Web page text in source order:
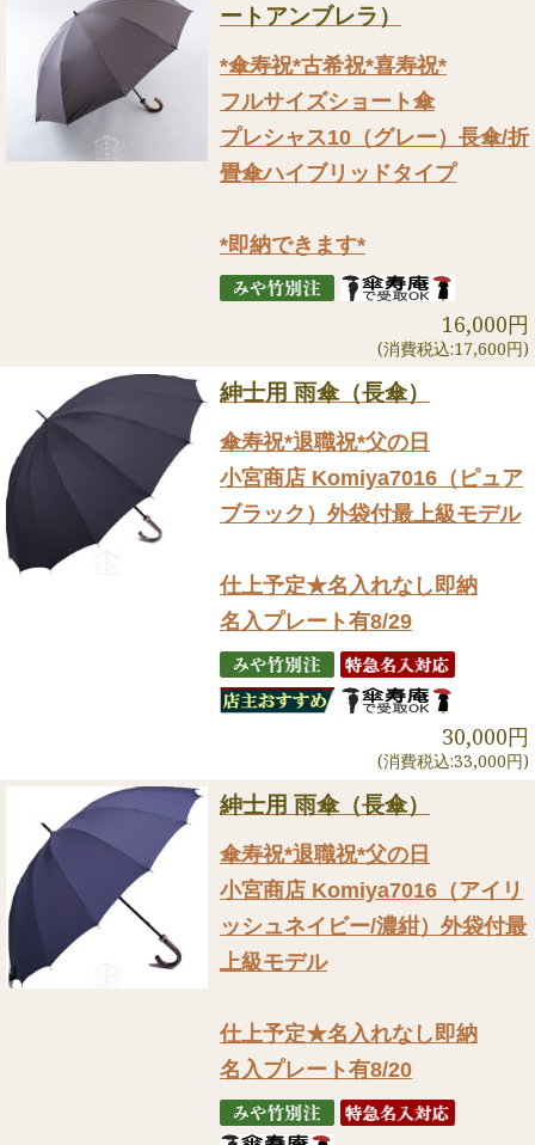
ートアンブレラ）
*傘寿祝*古希祝*喜寿祝*
フルサイズショート傘
プレシャス10（グレー）長傘/折
畳傘ハイブリッドタイプ
*即納できます*
16,000円
(消費税込:17,600円)
紳士用 雨傘（長傘）
傘寿祝*退職祝*父の日
小宮商店 Komiya7016（ピュア
ブラック）外袋付最上級モデル
仕上予定★名入れなし即納
名入プレート有8/29
30,000円
(消費税込:33,000円)
紳士用 雨傘（長傘）
傘寿祝*退職祝*父の日
小宮商店 Komiya7016（アイリ
ッシュネイビー/濃紺）外袋付最
上級モデル
仕上予定★名入れなし即納
名入プレート有8/20